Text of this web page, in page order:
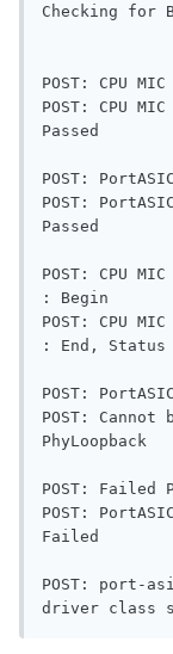
Checking for
POST: CPU
POST: CPU
Passed
POST:
POST:
Passed
POST: CPU
: Begin
POST: CPU
: End, Status
POST:
POST:
PhyLoopback
POST: Failed
POST:
Failed
POST: port-